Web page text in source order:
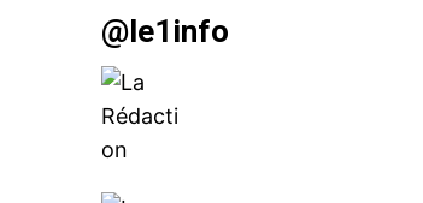
@le1info